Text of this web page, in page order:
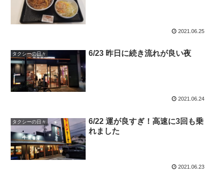
2021.06.25
タクシーの日々 6/23 昨日に続き流れが良い夜
2021.06.24
タクシーの日々
6/22 運が良すぎ！高速に3回も乗
れました
2021.06.23